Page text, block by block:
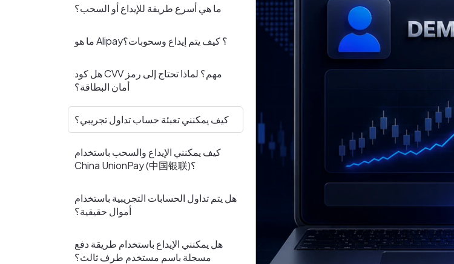
ما هي أسرع طريقة للإيداع أو السحب؟
ما هو Alipay؟ كيف يتم إيداع وسحوبات؟
هل كود CVV مهم؟ لماذا تحتاج إلى رمز
أمان البطاقة؟
كيف يمكنني تعبئة حساب تداول تجريبي؟
كيف يمكنني الإيداع والسحب باستخدام
China UnionPay (中国银联)؟
هل يتم تداول الحسابات التجريبية باستخدام
أموال حقيقية؟
هل يمكنني الإيداع باستخدام طريقة دفع
مسجلة باسم مستخدم طرف ثالث؟